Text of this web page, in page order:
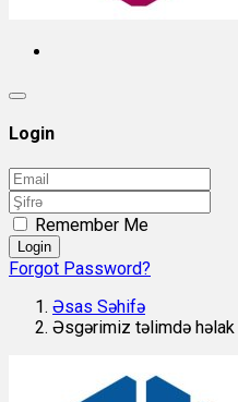
Login
Remember Me
Login
Forgot Password?
Əsas Səhifə
Əsgərimiz təlimdə